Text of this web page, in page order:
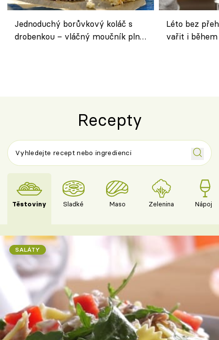
Jednoduchý borůvkový koláč s
drobenkou – vláčný moučník plný
Léto bez
vařit i
Recepty
Těstoviny Sladké Maso Zelenina Nápoje
SALÁTY